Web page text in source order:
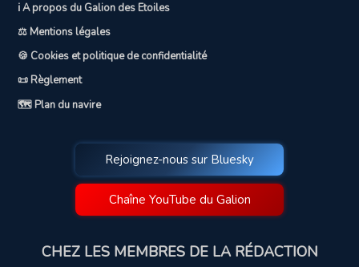
ℹ️ A propos du Galion des Etoiles
⚖️ Mentions légales
🍪 Cookies et politique de confidentialité
📜 Règlement
🗺️ Plan du navire
Rejoignez-nous sur Bluesky
Chaîne YouTube du Galion
CHEZ LES MEMBRES DE LA RÉDACTION